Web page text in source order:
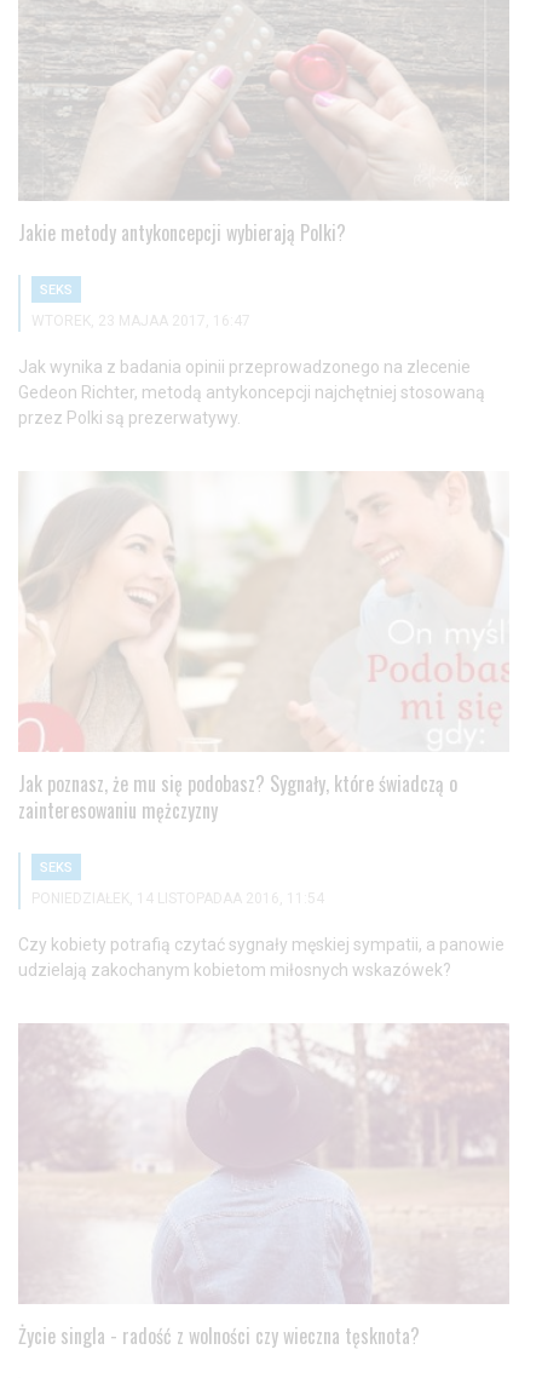
Jakie metody antykoncepcji wybierają Polki?
SEKS
WTOREK, 23 MAJAA 2017, 16:47
Jak wynika z badania opinii przeprowadzonego na zlecenie
Gedeon Richter, metodą antykoncepcji najchętniej stosowaną
przez Polki są prezerwatywy.
Jak poznasz, że mu się podobasz? Sygnały, które świadczą o
zainteresowaniu mężczyzny
SEKS
PONIEDZIAŁEK, 14 LISTOPADAA 2016, 11:54
Czy kobiety potrafią czytać sygnały męskiej sympatii, a panowie
udzielają zakochanym kobietom miłosnych wskazówek?
Życie singla - radość z wolności czy wieczna tęsknota?